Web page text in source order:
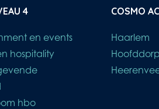
4
en events
hospitality
hbo
COSMO
Haarlem
Hoofddorp